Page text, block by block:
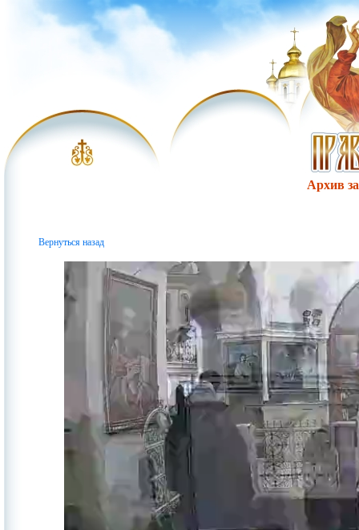
Архив
Вернуться назад